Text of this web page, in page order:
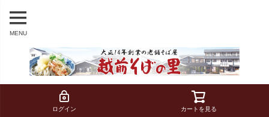
MENU
ログイン カートを見る